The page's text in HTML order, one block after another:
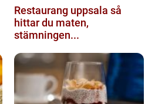
Restaurang uppsala så
hittar du maten,
stämningen...